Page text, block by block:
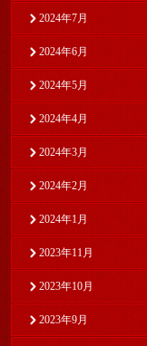
2024年7月
2024年6月
2024年5月
2024年4月
2024年3月
2024年2月
2024年1月
2023年11月
2023年10月
2023年9月